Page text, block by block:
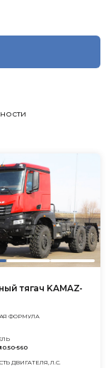
тягач KAMAZ-
ФОРМУЛА
560
ДВИГАТЕЛЯ, Л.С.